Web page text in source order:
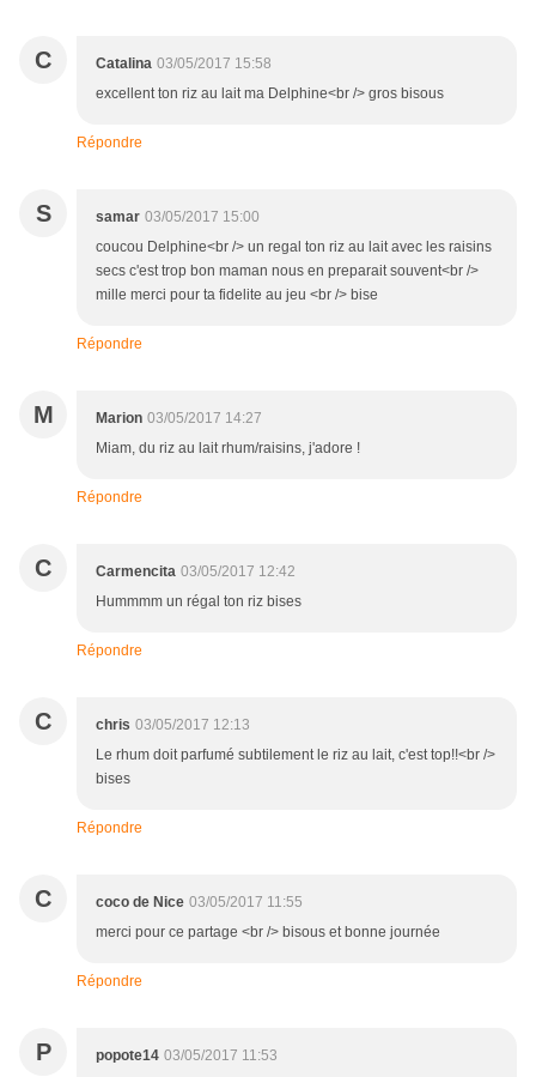
C Catalina 03/05/2017 15:58
excellent ton riz au lait ma Delphine<br /> gros bisous
Répondre
S samar 03/05/2017 15:00
coucou Delphine<br /> un regal ton riz au lait avec les raisins
secs c'est trop bon maman nous en preparait souvent<br />
mille merci pour ta fidelite au jeu <br /> bise
Répondre
M Marion 03/05/2017 14:27
Miam, du riz au lait rhum/raisins, j'adore !
Répondre
C Carmencita 03/05/2017 12:42
Hummmm un régal ton riz bises
Répondre
C chris 03/05/2017 12:13
Le rhum doit parfumé subtilement le riz au lait, c'est top!!<br />
bises
Répondre
C coco de Nice 03/05/2017 11:55
merci pour ce partage <br /> bisous et bonne journée
Répondre
P popote14 03/05/2017 11:53